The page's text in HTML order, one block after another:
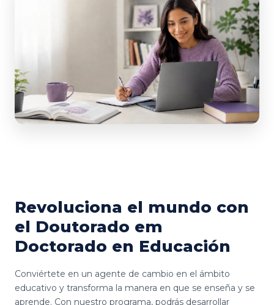
Revoluciona el mundo con
el Doutorado em
Doctorado en Educación
Conviértete en un agente de cambio en el ámbito
educativo y transforma la manera en que se enseña y se
aprende. Con nuestro programa, podrás desarrollar